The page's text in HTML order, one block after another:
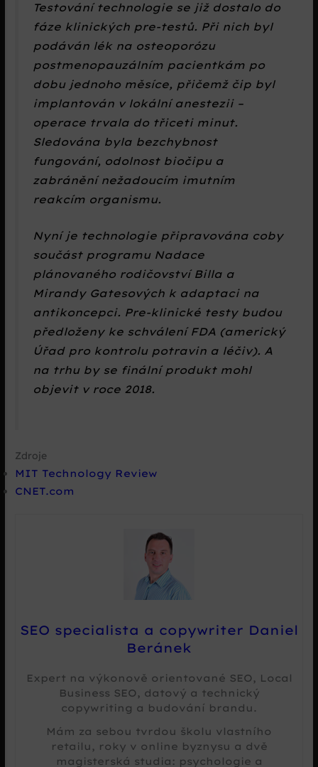
Testování technologie se již dostalo do
fáze klinických pre-testů. Při nich byl
podáván lék na osteoporózu
postmenopauzálním pacientkám po
dobu jednoho měsíce, přičemž čip byl
implantován v lokální anestezii –
operace trvala do třiceti minut.
Sledována byla bezchybnost
fungování, odolnost biočipu a
zabránění nežadoucím imutním
reakcím organismu.
Nyní je technologie připravována coby
součást programu Nadace
plánovaného rodičovství Billa a
Mirandy Gatesových k adaptaci na
antikoncepci. Pre-klinické testy budou
předloženy ke schválení FDA (americký
Úřad pro kontrolu potravin a léčiv). A
na trhu by se finální produkt mohl
objevit v roce 2018.
Zdroje
MIT Technology Review
CNET.com
SEO specialista a copywriter Daniel
Beránek
Expert na výkonově orientované SEO, Local
Business SEO, datový a technický
copywriting a budování brandu.
Mám za sebou tvrdou školu vlastního
retailu, roky v online byznysu a dvě
magisterská studia: psychologie a